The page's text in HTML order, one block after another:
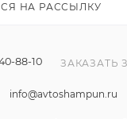
НА РАССЫЛКУ
88-10 ЗАКАЗАТЬ
info@avtoshampun.ru